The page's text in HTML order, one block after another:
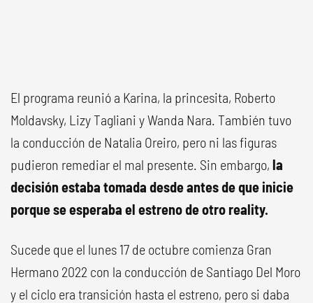
El programa reunió a Karina, la princesita, Roberto
Moldavsky, Lizy Tagliani y Wanda Nara. También tuvo
la conducción de Natalia Oreiro, pero ni las figuras
pudieron remediar el mal presente. Sin embargo, la
decisión estaba tomada desde antes de que inicie
porque se esperaba el estreno de otro reality.
Sucede que el lunes 17 de octubre comienza Gran
Hermano 2022 con la conducción de Santiago Del Moro
y el ciclo era transición hasta el estreno, pero si daba